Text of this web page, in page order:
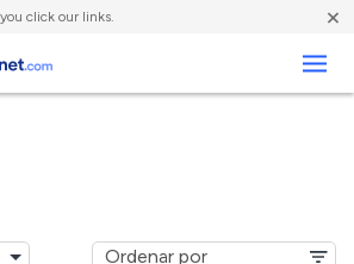
click our links. ×